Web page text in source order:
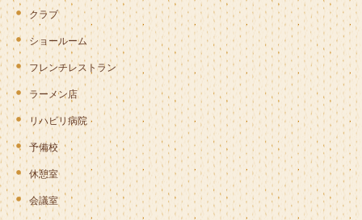
クラブ
ショールーム
フレンチレストラン
ラーメン店
リハビリ病院
予備校
休憩室
会議室